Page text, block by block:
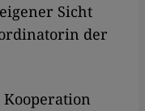
Sicht
der